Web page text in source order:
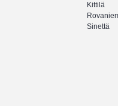
Kittilä
Sinettä